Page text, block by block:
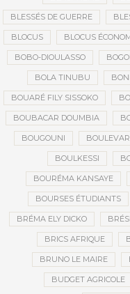
BLESSÉS DE GUERRE
BLOCUS BLOCUS
BOBO-DIOULASSO
BOLA TINUBU
BOUARÉ FILY SISSOKO
BOUBACAR DOUMBIA
BOUGOUNI
BOULKESSI
BOURÉMA KANSAYE
BOURSES ÉTUDIANTS
BRÉMA ELY DICKO
BRICS AFRIQUE
BRUNO LE MAIRE
BUDGET AGRICOLE